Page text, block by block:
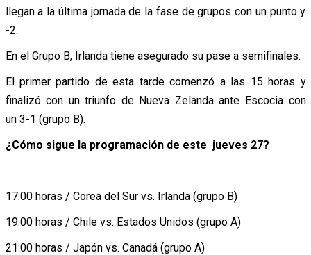
llegan a la última jornada de la fase de grupos con un punto y
-2.
En el Grupo B, Irlanda tiene asegurado su pase a semifinales.
El primer partido de esta tarde comenzó a las 15 horas y
finalizó con un triunfo de Nueva Zelanda ante Escocia con
un 3-1 (grupo B).
¿Cómo sigue la programación de este jueves 27?
17:00 horas / Corea del Sur vs. Irlanda (grupo B)
19:00 horas / Chile vs. Estados Unidos (grupo A)
21:00 horas / Japón vs. Canadá (grupo A)